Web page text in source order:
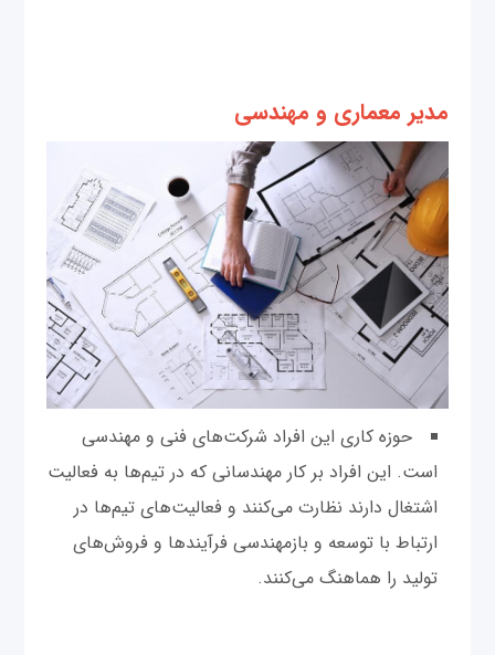
مدیر معماری و مهندسی
حوزه کاری این افراد شرکت‌های فنی و مهندسی
است. این افراد بر کار مهندسانی که در تیم‌ها به فعالیت
اشتغال دارند نظارت می‌کنند و فعالیت‌های تیم‌ها در
ارتباط با توسعه و بازمهندسی فرآیند‌ها و فروش‌های
تولید را هماهنگ می‌کنند.